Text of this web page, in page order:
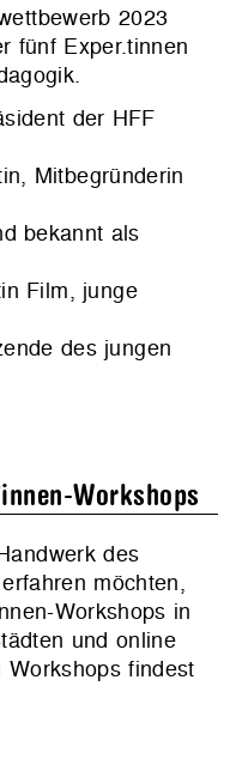
2023
fünf Exper.tinnen
der HFF
Mitbegründerin
bekannt als
Film, junge
des jungen
Workshops
des
möchten,
Workshops in
und online
findest